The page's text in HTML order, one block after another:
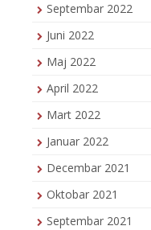
Septembar 2022
Juni 2022
Maj 2022
April 2022
Mart 2022
Januar 2022
Decembar 2021
Oktobar 2021
Septembar 2021